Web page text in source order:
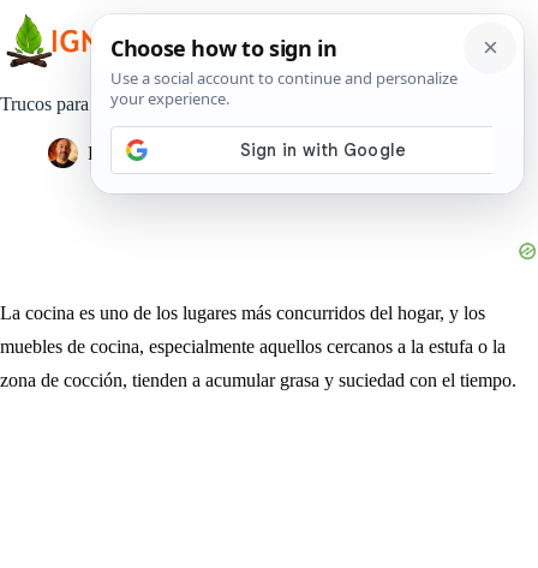
contenido
Trucos para eliminar la grasa de los muebles de cocina
Pedro Lisperguer 5 junio, 2023 Estilo de Vida
La cocina es uno de los lugares más concurridos del hogar, y los
muebles de cocina, especialmente aquellos cercanos a la estufa o la
zona de cocción, tienden a acumular grasa y suciedad con el tiempo.